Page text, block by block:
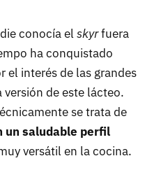
conocía el skyrfuera
ha conquistado
el interés de las grandes
de este lácteo.
se trata de
un saludable perfil
versátil en la cocina.